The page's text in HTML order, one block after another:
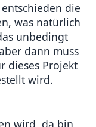
die
was natürlich
unbedingt
dann muss
dieses Projekt
wird.
wird, da bin